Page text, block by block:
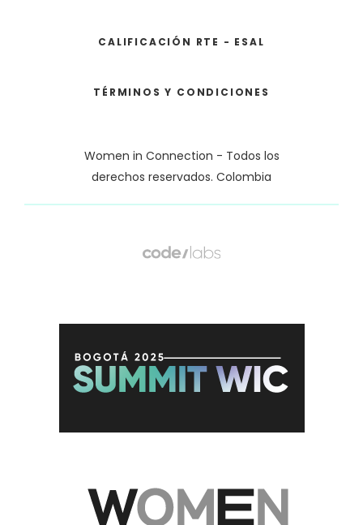
Women in Connection - Todos los
derechos reservados. Colombia
TÉRMINOS Y CONDICIONES
CALIFICACIÓN RTE - ESAL